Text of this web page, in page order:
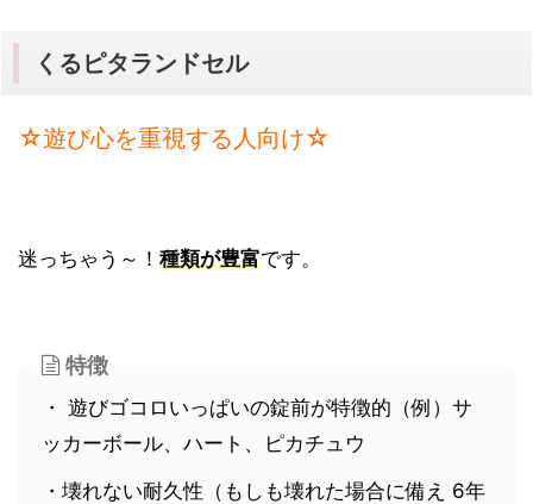
くるピタランドセル
☆遊び心を重視する人向け☆
迷っちゃう～！ 種類が豊富です。
特徴
・ 遊びゴコロいっぱいの錠前が特徴的（例）サ
ッカーボール、ハート、ピカチュウ
・壊れない耐久性（もしも壊れた場合に備え 6年